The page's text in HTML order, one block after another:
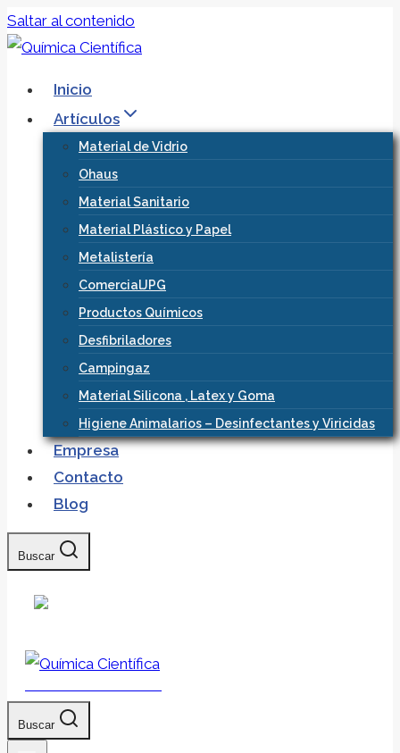
Saltar al contenido
Inicio
Artículos
Material de Vidrio
Ohaus
Material Sanitario
Material Plástico y Papel
Metalistería
ComercialJPG
Productos Químicos
Desfibriladores
Campingaz
Material Silicona , Latex y Goma
Higiene Animalarios – Desinfectantes y Viricidas
Empresa
Contacto
Blog
Buscar
Buscar